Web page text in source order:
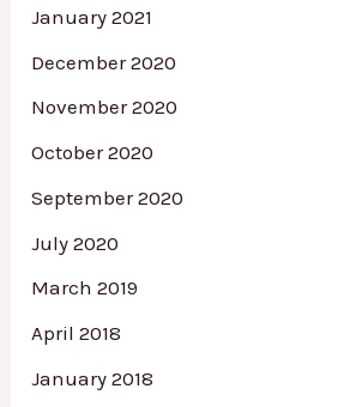
January 2021
December 2020
November 2020
October 2020
September 2020
July 2020
March 2019
April 2018
January 2018